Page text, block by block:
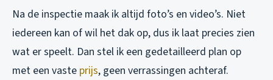
Na de inspectie maak ik altijd foto’s en video’s. Niet
iedereen kan of wil het dak op, dus ik laat precies zien
wat er speelt. Dan stel ik een gedetailleerd plan op
met een vaste prijs, geen verrassingen achteraf.